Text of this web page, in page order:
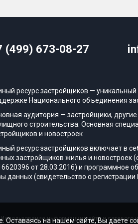
(499) 673-08-27
ресурс застройщиков —
Национального объединения
аудитория — застройщики,
строительства. Основная
и новостроек
ресурс застройщиков включает в
застройщиков жилья и новостроек
от 28.03.2016) и программное
данных (свидетельство о
информации сайта и сетевого
Оставаясь на нашем сайте, Вы даете